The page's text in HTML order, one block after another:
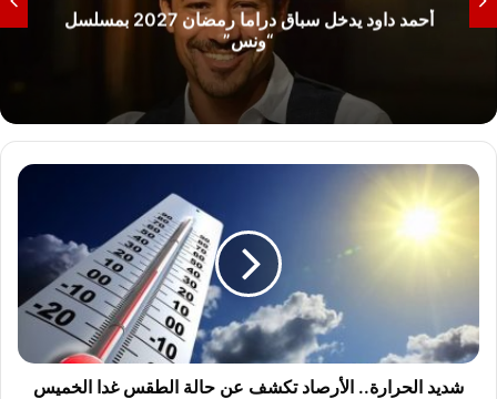
الفنانة كارولين عزمي وظهور جديد بإطلالة متميزة
ش
ر
ا
شديد الحرارة.. الأرصاد تكشف عن حالة الطقس غدا الخميس